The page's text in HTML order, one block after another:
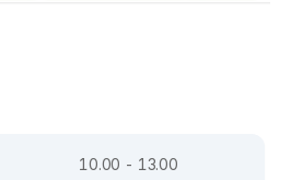
10.00 - 13.00